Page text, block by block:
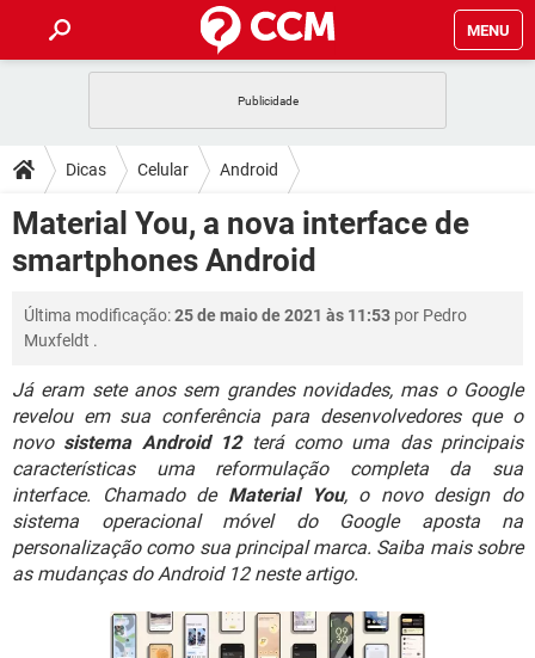
MENU
CELULAR FACEBOOK
OUTLOOK EXCEL
INSTAGRAM GMAIL
DICAS
JOGOS WHATSAPP
CELULAR FACEBOOK
INSTAGRAM GMAIL
DOWNLOADS
JOGOS WHATSAPP
OUTLOOK
INSTAGRAM
GUIA DE COMPRAS
FÓRUM
JOGOS WHATSAPP
OUTLOOK EXCEL
INSTAGRAM GMAIL
GUIA DE COMPRAS
GLOSSÁRIO
JOGOS WHATSAPP
CELULAR FACEBOOK
OUTLOOK EXCEL
INSTAGRAM GMAIL
GUIA DE COMPRAS
Dicas Celular Android
Material You, a nova interface de
smartphones Android
Última modificação:25 de maio de 2021 às 11:53 por Pedro
Muxfeldt .
Já eram sete anos sem grandes novidades, mas o Google
revelou em sua conferência para desenvolvedores que o
novo sistema Android 12terá como uma das principais
características uma reformulação completa da sua
interface. Chamado de Material You, o novo design do
sistema operacional móvel do Google aposta na
personalização como sua principal marca. Saiba mais sobre
as mudanças do Android 12 neste artigo.